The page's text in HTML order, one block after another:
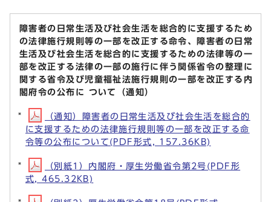
障害者の日常生活及び社会生活を総合的に支援するため
の法律施行規則等の一部を改正する命令、障害者の日常
生活及び社会生活を総合的に支援するための法律等の一
部を改正する法律の一部の施行に伴う関係省令の整理に
関する省令及び児童福祉法施行規則の一部を改正する内
閣府令の公布に ついて（通知）
（通知）障害者の日常生活及び社会生活を総合的
に支援するための法律施行規則等の一部を改正する命
令等の公布について(PDF形式, 157.36KB)
（別紙1）内閣府・厚生労働省令第2号(PDF形
式, 465.32KB)